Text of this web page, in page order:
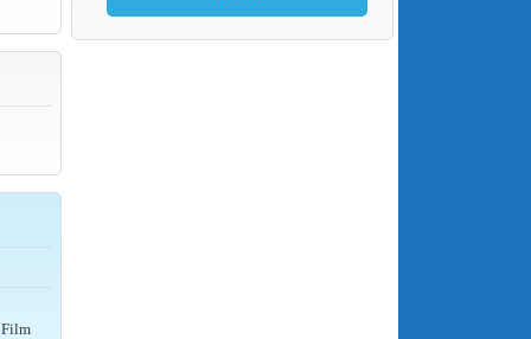
Film